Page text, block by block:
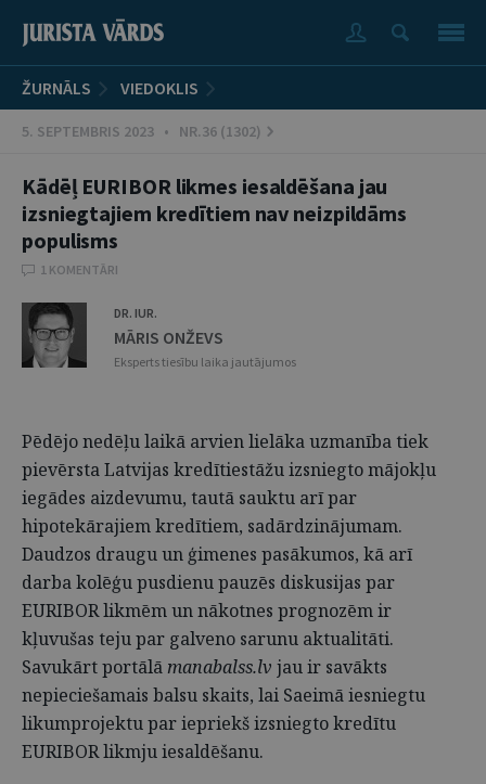
ŽURNĀLS VIEDOKLIS
5. SEPTEMBRIS 2023 • NR.36 (1302)
Kādēļ EURIBOR likmes iesaldēšana jau
izsniegtajiem kredītiem nav neizpildāms
populisms
1 KOMENTĀRI
DR. IUR.
MĀRIS ONŽEVS
Eksperts tiesību laika jautājumos
Pēdējo nedēļu laikā arvien lielāka uzmanība tiek
pievērsta Latvijas kredītiestāžu izsniegto mājokļu
iegādes aizdevumu, tautā sauktu arī par
hipotekārajiem kredītiem, sadārdzinājumam.
Daudzos draugu un ģimenes pasākumos, kā arī
darba kolēģu pusdienu pauzēs diskusijas par
EURIBOR likmēm un nākotnes prognozēm ir
kļuvušas teju par galveno sarunu aktualitāti.
Savukārt portālāmanabalss.lv jau ir savākts
nepieciešamais balsu skaits, lai Saeimā iesniegtu
likumprojektu par iepriekš izsniegto kredītu
EURIBOR likmju iesaldēšanu.